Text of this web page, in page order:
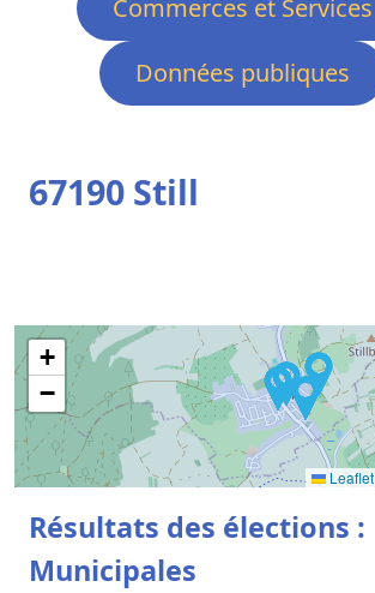
Commerces et Services
Données publiques
67190 Still
+
−
Leaflet
Résultats des élections :
Municipales